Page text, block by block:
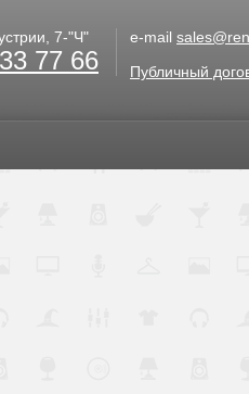
7-"Ч"
77 66
e-mail
Публичный